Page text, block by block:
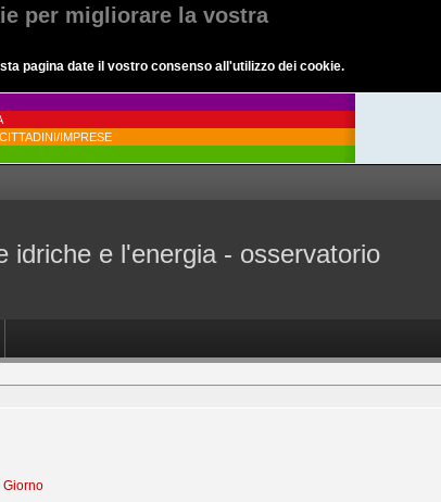
per migliorare la vostra
pagina date il vostro consenso all'utilizzo dei cookie.
IMPRESE
idriche e l'energia - osservatorio
Giorno